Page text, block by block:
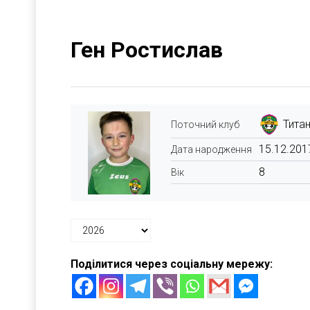
Ген Ростислав
Поточний клуб
Дата народження
Вік 8
Поділитися через соціальну мережу: